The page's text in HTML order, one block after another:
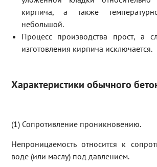
кирпича, а также
небольшой.
Процесс производства прост, а
изготовления кирпича исключается.
Характеристики обычного
(1) Сопротивление проникновению.
Непроницаемость относится к
воде (или маслу) под давлением.